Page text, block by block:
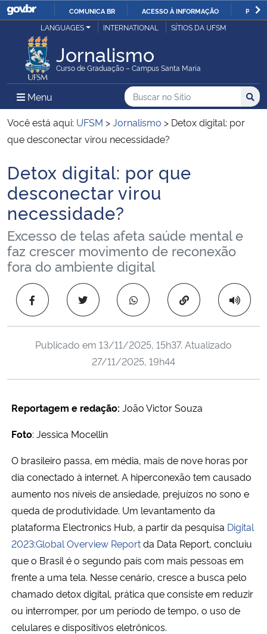
IR
O
COMUNICA BR ACESSO À INFORMAÇÃO
Ministério da Justiça e Segurança Pública
Ministério da Defesa
Ministério das Relações Exteriores
Ministério da Infraestrutura
Ministério da Agricultura, Pecuária e Abastecimento
Ministério da Educação
Ministério da Saúde
Ministério de Minas e Energia
Ministério do Meio Ambiente
Ministério do Turismo
Ministério do Desenvolvimento Regional
Controladoria-Geral da União
Ministério da Mulher, da Família e dos Direitos Humanos
Secretaria-Geral
Secretaria de Governo
Gabinete de Segurança Institucional
LANGUAGES INTERNATIONAL SÍTIOS DA UFSM
Jornalismo
Curso de Graduação – Campus Santa Maria
Menu Menu Principal do Sítio
Busca
Buscar no no Sítio
Busca:
Você está aqui: UFSM >Jornalismo > Detox digital: por
que desconectar virou necessidade?
Início do conteúdo
Detox digital: por que
desconectar virou
necessidade?
Excesso de telas afeta saúde mental e
faz crescer movimento de reconexão
fora do ambiente digital
Copiar para área
Publicado em 13/11/2025, 15h37. Atualizado
27/11/2025, 19h44
Reportagem e redação: João Victor Souza
Foto: Jessica Mocellin
O brasileiro passa, em média, mais de nove horas por
dia conectado à internet. A hiperconexão tem causado
aumento nos níveis de ansiedade, prejuízos no sono e
queda de produtividade. Um levantamento da
plataforma Electronics Hub, a partir da pesquisa Digital
2023:Global Overview Reportda Data Report, concluiu
que o Brasil é o segundo país com mais pessoas em
frente a uma tela. Nesse cenário, cresce a busca pelo
chamado detox digital, prática que consiste em reduzir
ou interromper, por um período de tempo, o uso de
celulares e dispositivos eletrônicos.